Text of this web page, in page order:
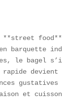
le bagel
rapide
et